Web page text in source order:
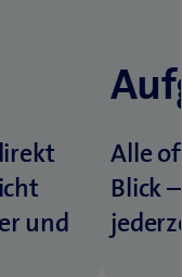
und
Alle
Blick